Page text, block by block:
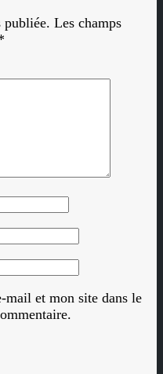
publiée. Les champs
mail et mon site dans le